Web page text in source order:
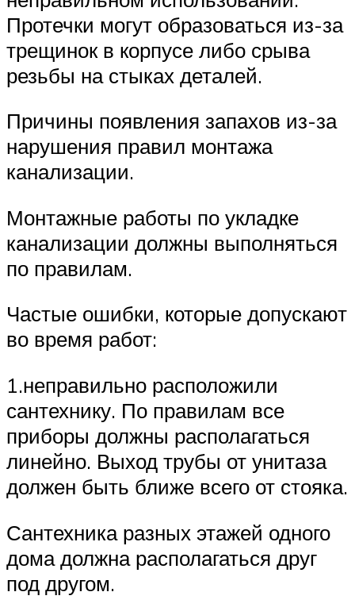
Протечки могут образоваться из-за
трещинок в корпусе либо срыва
резьбы на стыках деталей.
Причины появления запахов из-за
нарушения правил монтажа
канализации.
Монтажные работы по укладке
канализации должны выполняться
по правилам.
Частые ошибки, которые допускают
во время работ:
1.неправильно расположили
сантехнику. По правилам все
приборы должны располагаться
линейно. Выход трубы от унитаза
должен быть ближе всего от стояка.
Сантехника разных этажей одного
дома должна располагаться друг
под другом.